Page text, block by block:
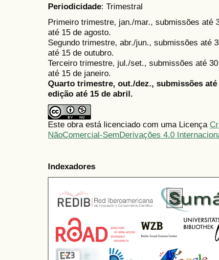
Periodicidade: Trimestral
Primeiro trimestre, jan./mar., submissões até
até 15 de agosto.
Segundo trimestre, abr./jun., submissões até
até 15 de outubro.
Terceiro trimestre, jul./set., submissões até
até 15 de janeiro.
Quarto trimestre, out./dez., submissões
edição até 15 de abril.
Este obra está licenciado com uma Licença
NãoComercial-SemDerivações 4.0
Indexadores